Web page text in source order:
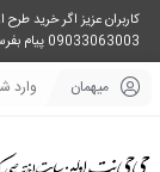
کاربران عزیز اگر خرید
09033063003 پیام بفرستید، یا تماس بگیرید و طرح مورد نظر خود را دریافت نمایید.
میهمان وارد